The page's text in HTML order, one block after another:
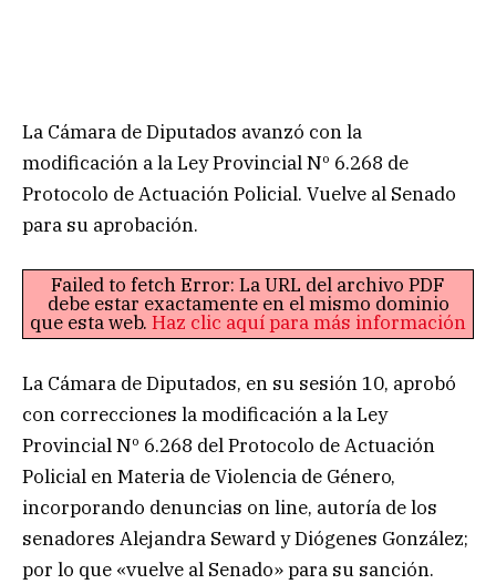
La Cámara de Diputados avanzó con la
modificación a la Ley Provincial Nº 6.268 de
Protocolo de Actuación Policial. Vuelve al Senado
para su aprobación.
Failed to fetch Error: La URL del archivo PDF
debe estar exactamente en el mismo dominio
que esta web. Haz clic aquí para más información
La Cámara de Diputados, en su sesión 10, aprobó
con correcciones la modificación a la Ley
Provincial Nº 6.268 del Protocolo de Actuación
Policial en Materia de Violencia de Género,
incorporando denuncias on line, autoría de los
senadores Alejandra Seward y Diógenes González;
por lo que «vuelve al Senado» para su sanción.